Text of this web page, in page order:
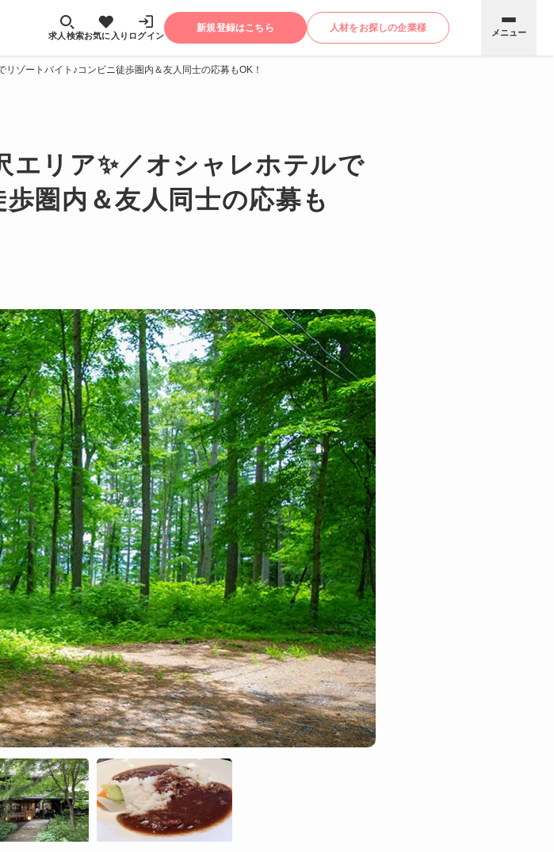
求人検索お気に入り ログイン
新規登録はこちら 人材をお探しの企業様 メニュー
リゾートバイト♪コンビニ徒歩圏内＆友人同士の応募もOK！
エリア✨／オシャレホテルで
圏内＆友人同士の応募も